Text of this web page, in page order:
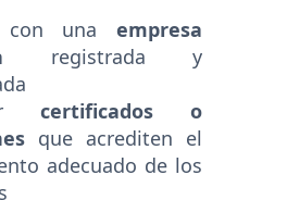
con una empresa
registrada y
certificados o
que acrediten el
adecuado de los